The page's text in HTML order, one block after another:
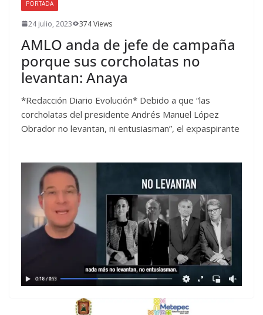
PORTADA
24 julio, 2023 374 Views
AMLO anda de jefe de campaña
porque sus corcholatas no
levantan: Anaya
*Redacción Diario Evolución* Debido a que “las
corcholatas del presidente Andrés Manuel López
Obrador no levantan, ni entusiasman”, el expaspirante